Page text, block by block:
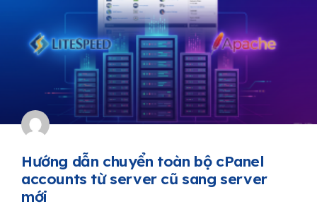
Hướng dẫn chuyển toàn bộ cPanel
accounts từ server cũ sang server
mới